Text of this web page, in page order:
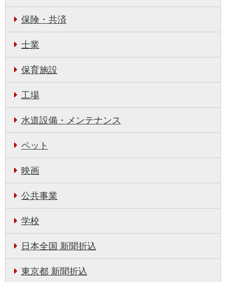
保険・共済
士業
保育施設
工場
水道設備・メンテナンス
ペット
映画
公共事業
学校
日本全国 新聞折込
東京都 新聞折込